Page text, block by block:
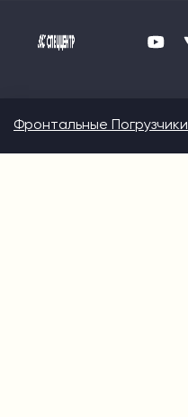
Фронтальные Погрузчики